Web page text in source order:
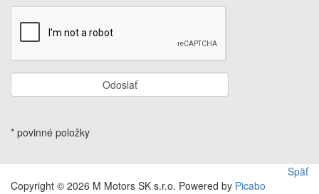
Odoslať
* povinné položky
Späť
Copyright © 2026 M Motors SK s.r.o. Powered by Picabo